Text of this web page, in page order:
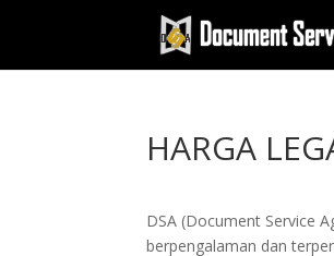
HARGA
DSA (Document Service
berpengalaman dan